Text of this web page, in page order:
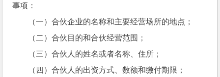
事项：
（一）合伙企业的名称和主要经营场所的地点；
（二）合伙目的和合伙经营范围；
（三）合伙人的姓名或者名称、住所；
（四）合伙人的出资方式、数额和缴付期限；